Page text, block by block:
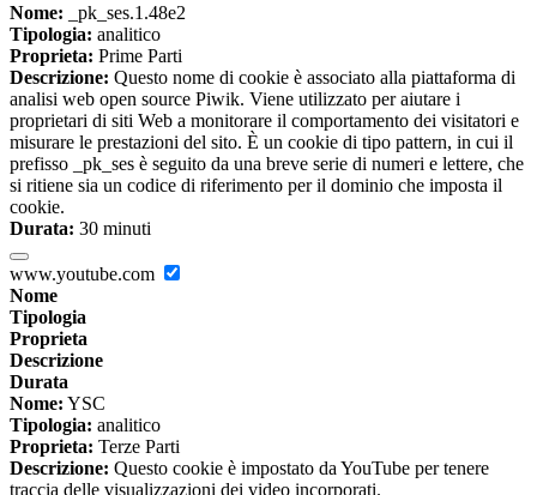
Nome: _pk_ses.1.48e2
Tipologia: analitico
Proprieta: Prime Parti
Descrizione: Questo nome di cookie è associato alla piattaforma di
analisi web open source Piwik. Viene utilizzato per aiutare i
proprietari di siti Web a monitorare il comportamento dei visitatori e
misurare le prestazioni del sito. È un cookie di tipo pattern, in cui il
prefisso _pk_ses è seguito da una breve serie di numeri e lettere, che
si ritiene sia un codice di riferimento per il dominio che imposta il
cookie.
Durata: 30 minuti
www.youtube.com
Nome
Tipologia
Proprieta
Descrizione
Durata
Nome: YSC
Tipologia: analitico
Proprieta: Terze Parti
Descrizione: Questo cookie è impostato da YouTube per tenere
traccia delle visualizzazioni dei video incorporati.